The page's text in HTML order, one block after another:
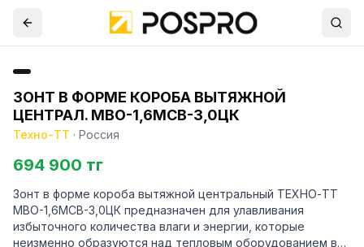
ЗОНТ В ФОРМЕ КОРОБА ВЫТЯЖНОЙ
ЦЕНТРАЛ. МВО-1,6МСВ-3,0ЦК
Техно-ТТ · Россия
694 900 тг
Зонт в форме короба вытяжной центральный ТЕХНО-ТТ
МВО-1,6МСВ-3,0ЦК предназначен для улавливания
избыточного количества влаги и энергии, которые
неизменно образуются над тепловым оборудованием в